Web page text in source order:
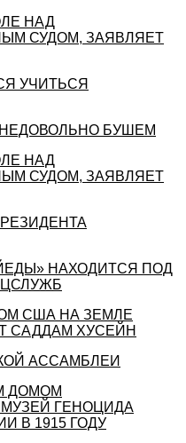
НАД
СУДОМ, ЗАЯВЛЯЕТ
УЧИТЬСЯ
БУШЕМ
НАД
СУДОМ, ЗАЯВЛЯЕТ
НАХОДИТСЯ ПОД
США НА ЗЕМЛЕ
САДДАМ ХУСЕЙН
АССАМБЛЕИ
ДОМОМ
ГЕНОЦИДА
В 1915 ГОДУ